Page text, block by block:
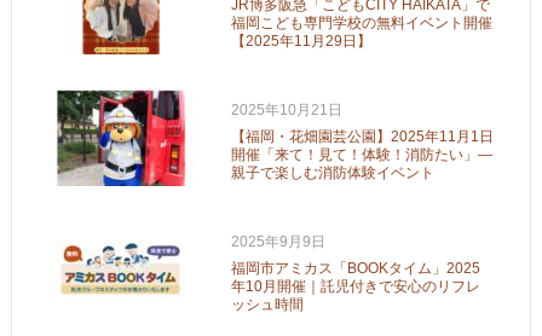
JR博多阪急「こどもCITY HAIKATA」で
福岡こども専門学校の無料イベント開催
【2025年11月29日】
2025年10月21日
【福岡・花畑園芸公園】2025年11月1日
開催「来て！見て！体験！消防たい」—
親子で楽しむ消防体験イベント
2025年9月9日
福岡市アミカス「BOOKタイム」2025
年10月開催｜託児付きで安心のリフレ
ッシュ時間